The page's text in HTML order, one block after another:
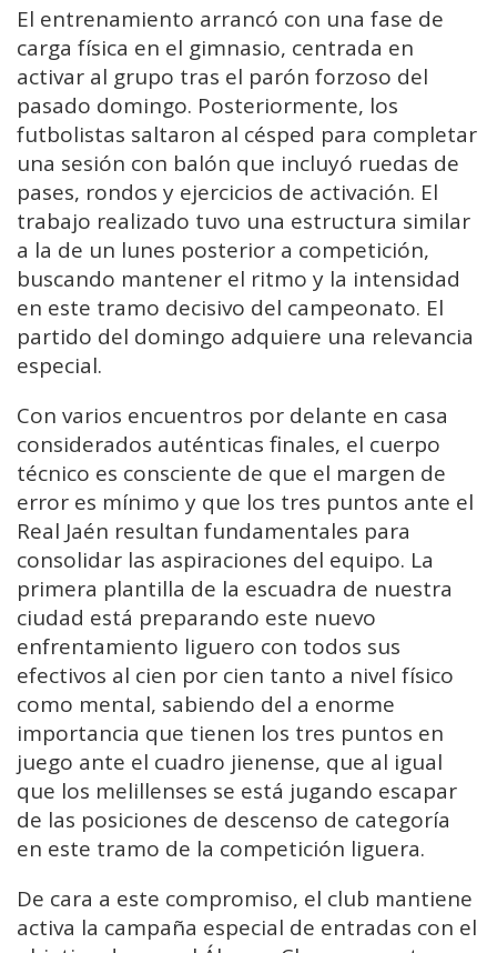
El entrenamiento arrancó con una fase de
carga física en el gimnasio, centrada en
activar al grupo tras el parón forzoso del
pasado domingo. Posteriormente, los
futbolistas saltaron al césped para completar
una sesión con balón que incluyó ruedas de
pases, rondos y ejercicios de activación. El
trabajo realizado tuvo una estructura similar
a la de un lunes posterior a competición,
buscando mantener el ritmo y la intensidad
en este tramo decisivo del campeonato. El
partido del domingo adquiere una relevancia
especial.
Con varios encuentros por delante en casa
considerados auténticas finales, el cuerpo
técnico es consciente de que el margen de
error es mínimo y que los tres puntos ante el
Real Jaén resultan fundamentales para
consolidar las aspiraciones del equipo. La
primera plantilla de la escuadra de nuestra
ciudad está preparando este nuevo
enfrentamiento liguero con todos sus
efectivos al cien por cien tanto a nivel físico
como mental, sabiendo del a enorme
importancia que tienen los tres puntos en
juego ante el cuadro jienense, que al igual
que los melillenses se está jugando escapar
de las posiciones de descenso de categoría
en este tramo de la competición liguera.
De cara a este compromiso, el club mantiene
activa la campaña especial de entradas con el